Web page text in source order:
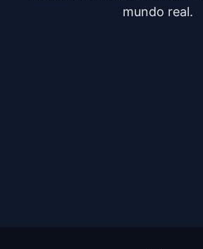
mundo real.